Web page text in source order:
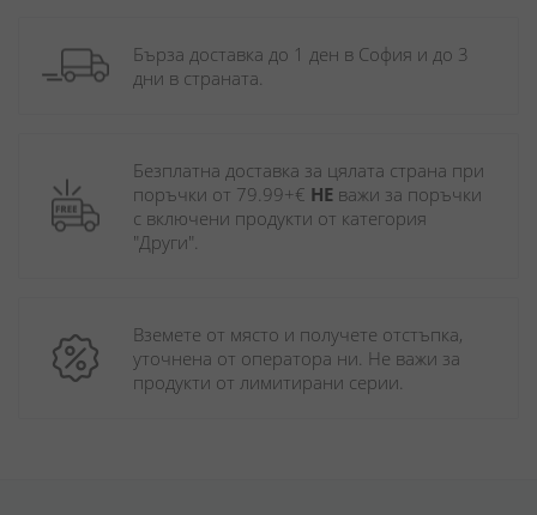
Бърза доставка до 1 ден в София и до 3
дни в страната.
Безплатна доставка за цялата страна при
поръчки от 79.99+€ НЕ важи за поръчки
с включени продукти от категория
"Други".
Вземете от място и получете отстъпка,
уточнена от оператора ни. Не важи за
продукти от лимитирани серии.